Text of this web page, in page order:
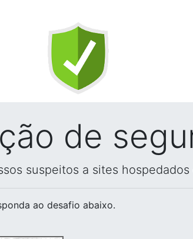
de
suspeitos a sites hospedados
ao desafio abaixo.